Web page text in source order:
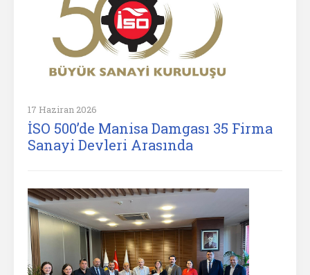
17 Haziran 2026
İSO 500’de Manisa Damgası 35 Firma
Sanayi Devleri Arasında